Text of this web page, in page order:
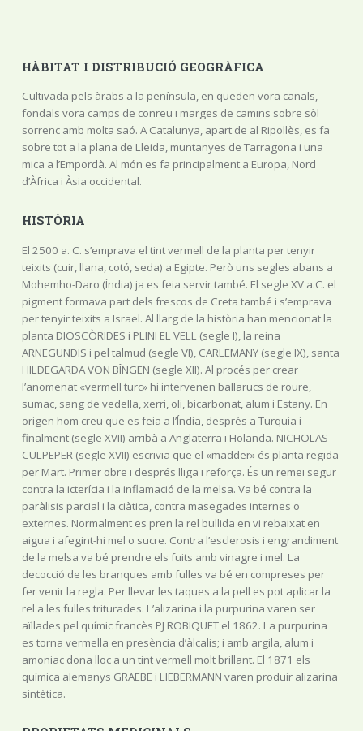
HÀBITAT I DISTRIBUCIÓ GEOGRÀFICA
Cultivada pels àrabs a la península, en queden vora canals,
fondals vora camps de conreu i marges de camins sobre sòl
sorrenc amb molta saó. A Catalunya, apart de al Ripollès, es fa
sobre tot a la plana de Lleida, muntanyes de Tarragona i una
mica a l’Empordà. Al món es fa principalment a Europa, Nord
d’Àfrica i Àsia occidental.
HISTÒRIA
El 2500 a. C. s’emprava el tint vermell de la planta per tenyir
teixits (cuir, llana, cotó, seda) a Egipte. Però uns segles abans a
Mohemho-Daro (Índia) ja es feia servir també. El segle XV a.C. el
pigment formava part dels frescos de Creta també i s’emprava
per tenyir teixits a Israel. Al llarg de la història han mencionat la
planta DIOSCÒRIDES i PLINI EL VELL (segle I), la reina
ARNEGUNDIS i pel talmud (segle VI), CARLEMANY (segle IX), santa
HILDEGARDA VON BÎNGEN (segle XII). Al procés per crear
l’anomenat «vermell turc» hi intervenen ballarucs de roure,
sumac, sang de vedella, xerri, oli, bicarbonat, alum i Estany. En
origen hom creu que es feia a l’Índia, després a Turquia i
finalment (segle XVII) arribà a Anglaterra i Holanda. NICHOLAS
CULPEPER (segle XVII) escrivia que el «madder» és planta regida
per Mart. Primer obre i després lliga i reforça. És un remei segur
contra la icterícia i la inflamació de la melsa. Va bé contra la
paràlisis parcial i la ciàtica, contra masegades internes o
externes. Normalment es pren la rel bullida en vi rebaixat en
aigua i afegint-hi mel o sucre. Contra l’esclerosis i engrandiment
de la melsa va bé prendre els fuits amb vinagre i mel. La
decocció de les branques amb fulles va bé en compreses per
fer venir la regla. Per llevar les taques a la pell es pot aplicar la
rel a les fulles triturades. L’alizarina i la purpurina varen ser
aïllades pel químic francès PJ ROBIQUET el 1862. La purpurina
es torna vermella en presència d’àlcalis; i amb argila, alum i
amoniac dona lloc a un tint vermell molt brillant. El 1871 els
química alemanys GRAEBE i LIEBERMANN varen produir alizarina
sintètica.